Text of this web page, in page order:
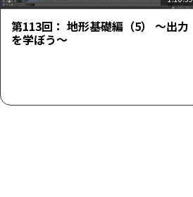
第113回： 地形基礎編（5） ～出力
を学ぼう～